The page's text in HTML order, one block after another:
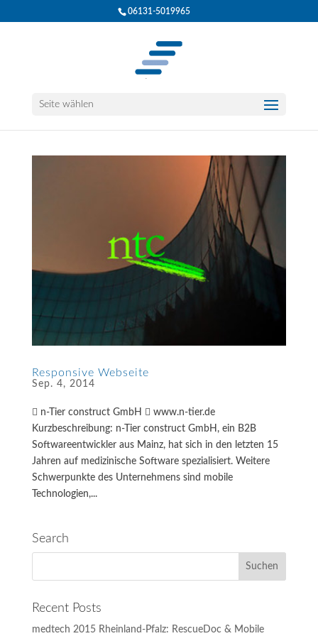
06131-5019965
Seite wählen
Responsive Webseite
Sep. 4, 2014
 n-Tier construct GmbH  www.n-tier.de
Kurzbeschreibung: n-Tier construct GmbH, ein B2B
Softwareentwickler aus Mainz, hat sich in den letzten 15
Jahren auf medizinische Software spezialisiert. Weitere
Schwerpunkte des Unternehmens sind mobile
Technologien,...
Search
Recent Posts
medtech 2015 Rheinland-Pfalz: RescueDoc & Mobile